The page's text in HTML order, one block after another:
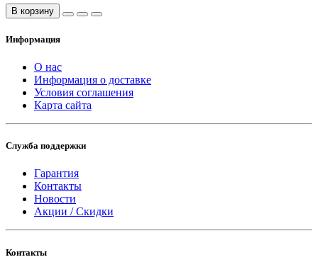
В корзину
Информация
О нас
Информация о доставке
Условия соглашения
Карта сайта
Служба поддержки
Гарантия
Контакты
Новости
Акции / Скидки
Контакты